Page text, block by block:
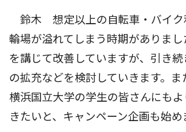
鈴木 想定以上の自転車・バイク
輪場が溢れてしまう時期がありま
を講じて改善していますが、引き続
の拡充などを検討していきます。ま
横浜国立大学の学生の皆さんにも
きたいと、キャンペーン企画も始め